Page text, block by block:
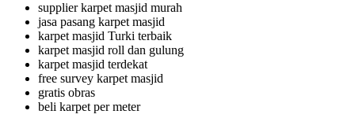
supplier karpet masjid murah
jasa pasang karpet masjid
karpet masjid Turki terbaik
karpet masjid roll dan gulung
karpet masjid terdekat
free survey karpet masjid
gratis obras
beli karpet per meter